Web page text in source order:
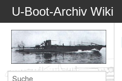
U-Boot-Archiv Wiki